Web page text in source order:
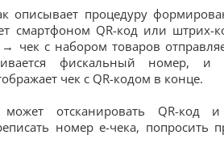
описывает процедуру
смартфоном QR-код или
чек с набором товаров
фискальный номер, и
чек с QR-кодом в конце.
может отсканировать QR-
номер е-чека, попросить